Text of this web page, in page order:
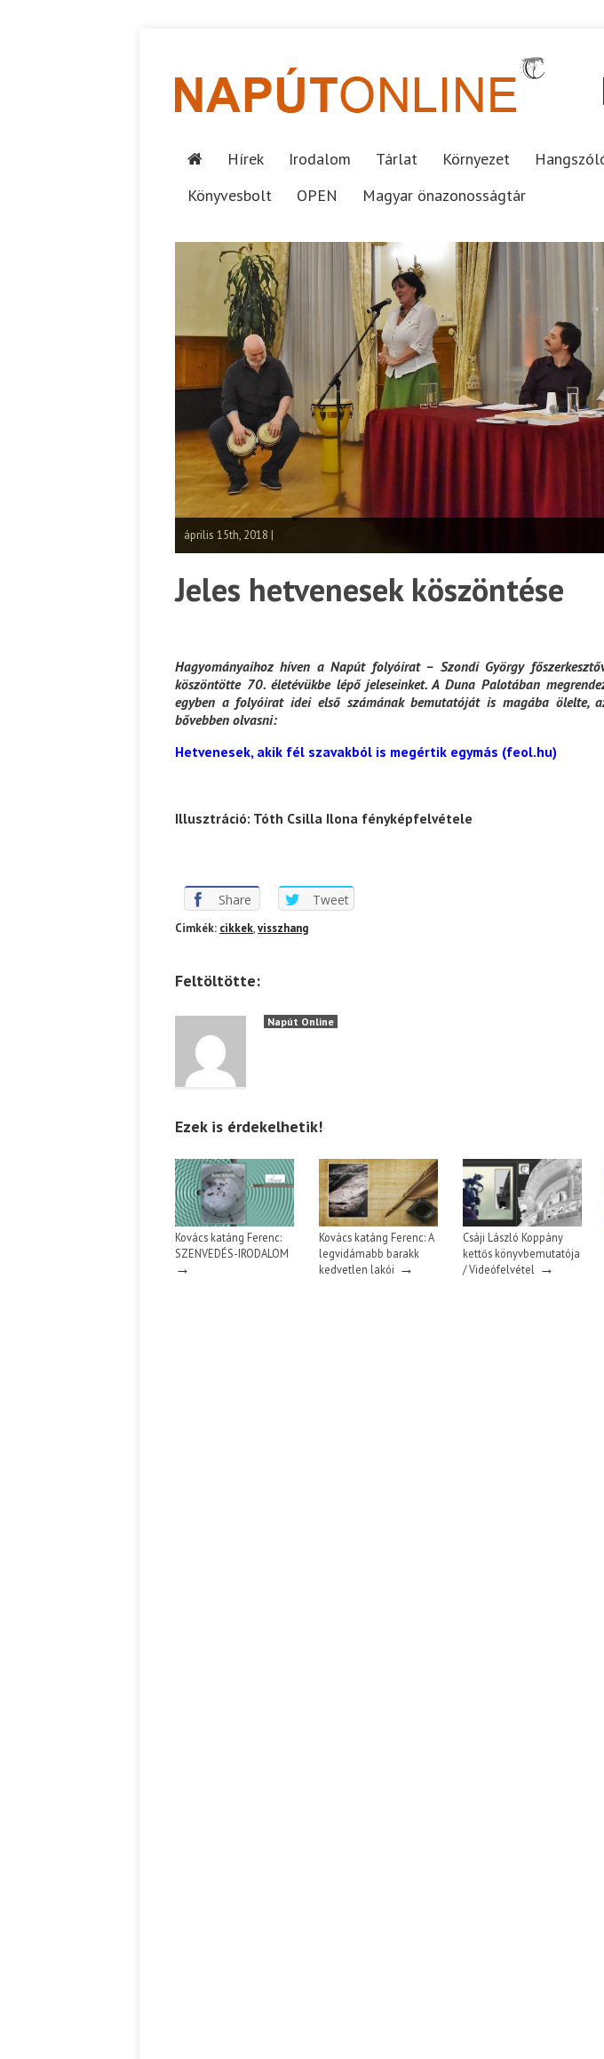
Hírek Irodalom Tárlat Környezet
Könyvesbolt
OPEN Magyar önazonosságtár
április 15th, 2018 |
Jeles hetvenesek köszöntése
Hagyományaihoz híven a Napút folyóirat – Szondi György
köszöntötte 70. életévükbe lépő jeleseinket. A Duna Palotában
egyben a folyóirat idei első számának bemutatóját is magába ölelte,
bővebben olvasni:
Hetvenesek, akik fél szavakból is megértik egymás (feol.hu)
Illusztráció: Tóth Csilla Ilona fényképfelvétele
Share Tweet
Cimkék: cikkek,visszhang
Feltöltötte:
Napút Online
Ezek is érdekelhetik!
Kovács katáng Ferenc:
SZENVEDÉS-IRODALOM
→
Kovács katáng Ferenc: A
legvidámabb barakk
kedvetlen lakói →
Csáji László Koppány
kettős könyvbemutatója
/ Videófelvétel →
Káplán Géza: Erotikai kalauz
Parvathy Baul: A
Bevezetés a
Rideg Zsófia)